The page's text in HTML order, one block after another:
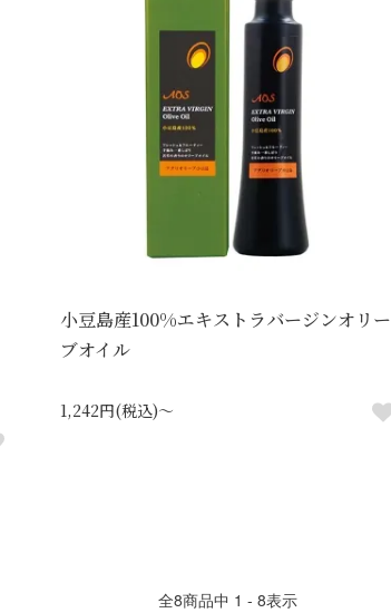
小豆島産100%エキストラバージンオリー
ブオイル
1,242円(税込)～
全8商品中 1 - 8表示